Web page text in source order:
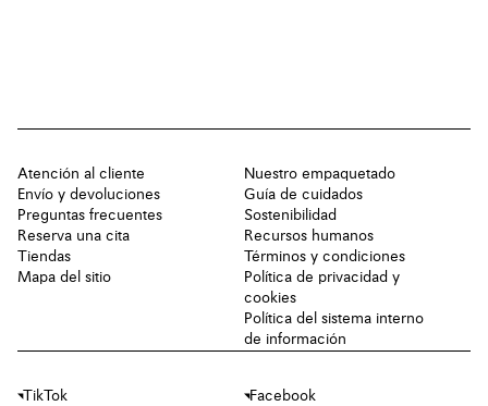
Atención al cliente
Envío y devoluciones
Preguntas frecuentes
Reserva una cita
Tiendas
Mapa del sitio
Nuestro empaquetado
Guía de cuidados
Sostenibilidad
Recursos humanos
Términos y condiciones
Política de privacidad y
cookies
Política del sistema interno
de información
TikTok
Facebook